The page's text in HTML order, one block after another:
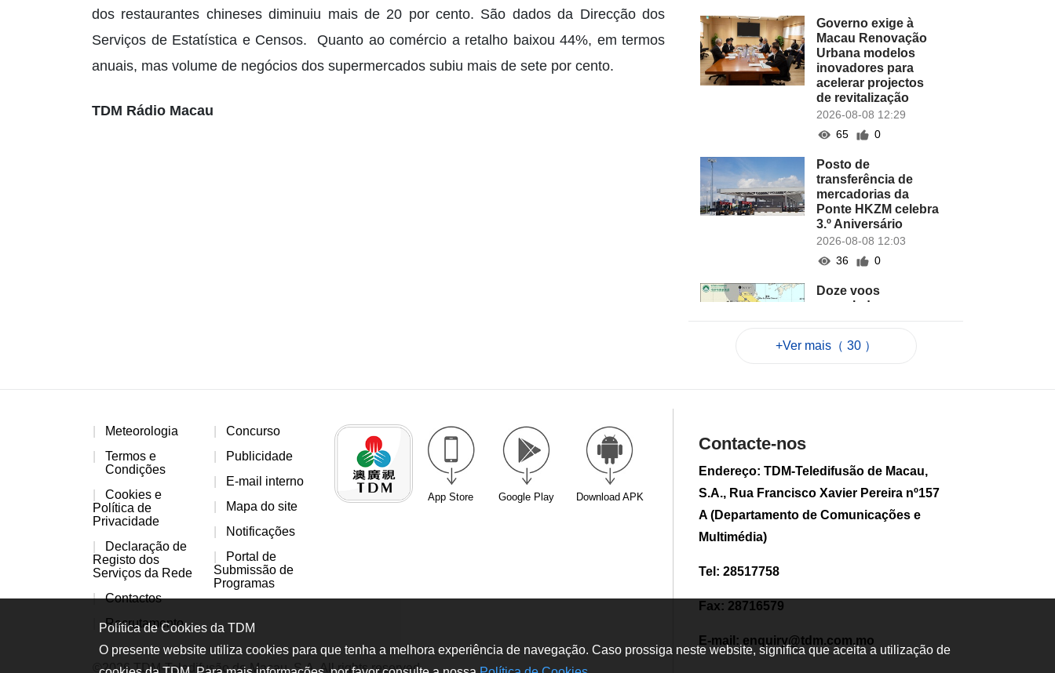
dos restaurantes chineses diminuiu mais de 20 por cento. São dados da Direcção dos
Serviços de Estatística e Censos. Quanto ao comércio a retalho baixou 44%, em termos
anuais, mas volume de negócios dos supermercados subiu mais de sete por cento.
TDM Rádio Macau
Governo exige à
Macau Renovação
Urbana modelos
inovadores para
acelerar projectos
de revitalização
2026-08-08 12:29
65
0
Posto de
transferência de
mercadorias da
Ponte HKZM celebra
3.º Aniversário
2026-08-08 12:03
36
0
Doze voos
cancelados no
tempestade
de isenção de taxas
para voos afectados
2026-08-08 08:56
de 2026
118
+Ver mais（ 30 ）
Meteorologia
Termos e
Condições
Cookies e
Política de
Privacidade
Declaração de
Registo dos
Serviços da Rede
Contactos
Recrutamento
Concurso
Publicidade
E-mail interno
Mapa do site
Notificações
Portal de
Submissão de
Programas
App Store Google Play Download APK
©2026 TDM-Teledifusão de Macau, S.A. All rights reserved
Contacte-nos
Endereço: TDM-Teledifusão de Macau,
S.A., Rua Francisco Xavier Pereira nº157
A (Departamento de Comunicações e
Multimédia)
Tel: 28517758
Fax: 28716579
E-mail: enquiry@tdm.com.mo
Política de Cookies da TDM
O presente website utiliza cookies para que tenha a melhora experiência de navegação. Caso prossiga neste website, significa que aceita a utilização de